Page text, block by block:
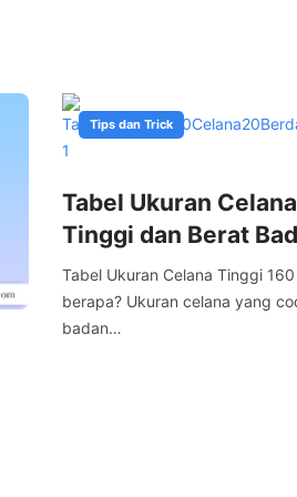
Tips dan Trick
Tabel Ukuran
Tinggi dan Berat
Tabel Ukuran Celana Tinggi
berapa? Ukuran celana yang
badan…